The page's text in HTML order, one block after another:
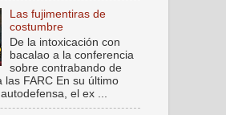
Las fujimentiras de
costumbre
De la intoxicación con
bacalao a la conferencia
sobre contrabando de
las FARC En su último
el ex ...